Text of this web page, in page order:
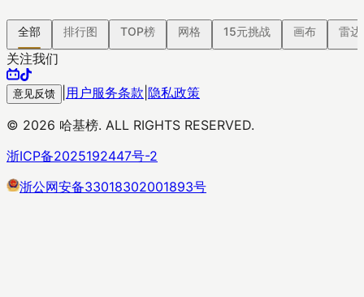
全部 排行图 TOP榜 网格 15元挑战 画布 雷达
关注我们
意见反馈 用户服务条款 隐私政策
© 2026 哈基榜. ALL RIGHTS RESERVED.
浙ICP备2025192447号-2
浙公网安备33018302001893号